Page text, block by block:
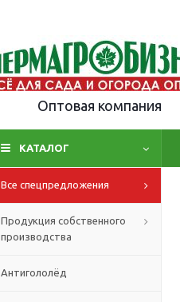
Оптовая компания
КАТАЛОГ
Все спецпредложения
Продукция собственного
производства
Антигололёд